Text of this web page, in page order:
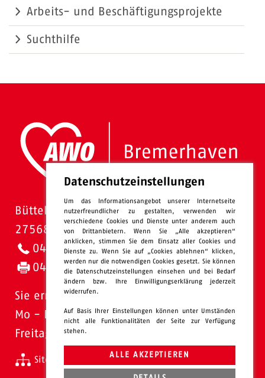
Arbeits- und Beschäftigungsprojekte
Suchthilfe
Bütteler Straße 1
27568 Bremerhaven
0471 - 95 47-0
0471 - 95 47-120
Sie erreichen uns:
Mo - Do: 08.00 - 16.00 Uhr
Freitags 08.00 - 13.00 Uhr
Sitemap Impressum Datenschutz
Datenschutzeinstellungen
Um das Informationsangebot unserer Internetseite
nutzerfreundlicher zu gestalten, verwenden wir
verschiedene Cookies und Dienste unter anderem auch
von Drittanbietern. Wenn Sie „Alle akzeptieren“
anklicken, stimmen Sie dem Einsatz aller Cookies und
Dienste zu. Wenn Sie auf „Cookies ablehnen“ klicken,
werden nur die notwendigen Cookies gesetzt. Sie können
die Datenschutzeinstellungen einsehen und bei Bedarf
ändern bzw. Ihre Einwilligungserklärung jederzeit
widerrufen.
Auf Basis Ihrer Einstellungen können unter Umständen
nicht alle Funktionalitäten der Seite zur Verfügung
stehen.
ALLE AKZEPTIEREN